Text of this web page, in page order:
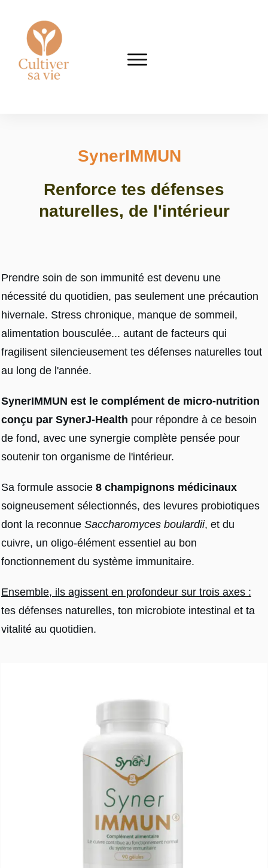
SynerIMMUN
Renforce tes défenses
naturelles, de l'intérieur
Prendre soin de son immunité est devenu une
nécessité du quotidien, pas seulement une précaution
hivernale. Stress chronique, manque de sommeil,
alimentation bousculée... autant de facteurs qui
fragilisent silencieusement tes défenses naturelles tout
au long de l'année.
SynerIMMUN est le complément de micro-nutrition
conçu par SynerJ-Health pour répondre à ce besoin
de fond, avec une synergie complète pensée pour
soutenir ton organisme de l'intérieur.
Sa formule associe 8 champignons médicinaux
soigneusement sélectionnés, des levures probiotiques
dont la reconnue Saccharomyces boulardii, et du
cuivre, un oligo-élément essentiel au bon
fonctionnement du système immunitaire.
Ensemble, ils agissent en profondeur sur trois axes :
tes défenses naturelles, ton microbiote intestinal et ta
vitalité au quotidien.